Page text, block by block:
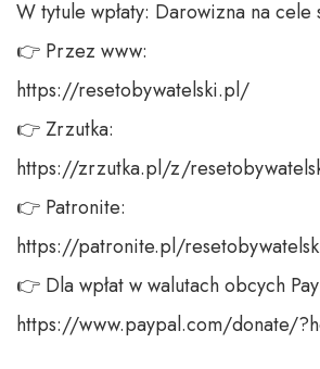
W tytule wpłaty: Darowizna na
👉 Przez www:
https://resetobywatelski.pl/
👉 Zrzutka:
https://zrzutka.pl/z/
👉 Patronite:
https://patronite.pl/
👉 Dla wpłat w walutach obcych
https://www.paypal.com/donate/